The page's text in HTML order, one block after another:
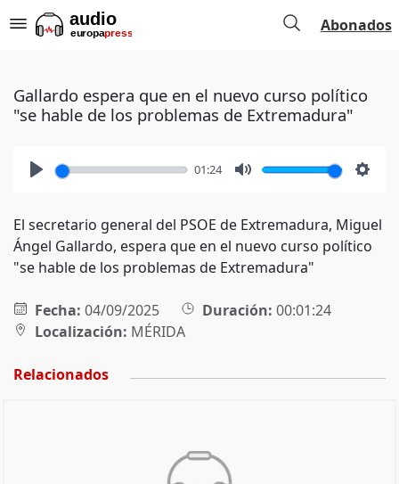
Abonados
Gallardo espera que en el nuevo curso político
"se hable de los problemas de Extremadura"
01:24
El secretario general del PSOE de Extremadura, Miguel
Ángel Gallardo, espera que en el nuevo curso político
"se hable de los problemas de Extremadura"
Fecha: 04/09/2025 Duración: 00:01:24
Localización: MÉRIDA
Relacionados